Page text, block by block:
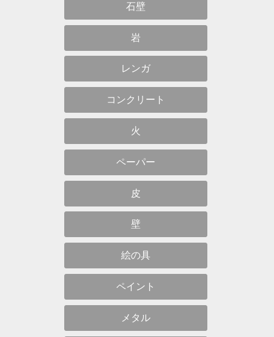
石壁
岩
レンガ
コンクリート
火
ペーパー
皮
壁
絵の具
ペイント
メタル